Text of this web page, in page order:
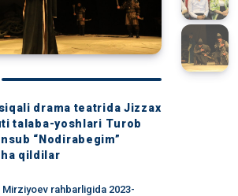
drama teatrida Jizzax
talaba-yoshlari Turob
“Nodirabegim”
qildilar
rahbarligida 2023-